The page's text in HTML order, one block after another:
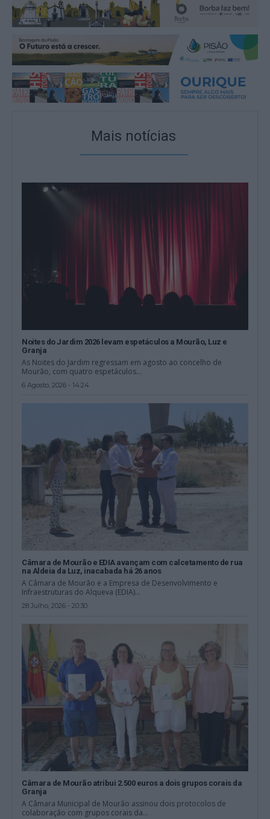
Mais notícias
Noites do Jardim 2026 levam espetáculos a Mourão, Luz e
Granja
As Noites do Jardim regressam em agosto ao concelho de
Mourão, com quatro espetáculos...
6 Agosto, 2026 - 14:24
Câmara de Mourão e EDIA avançam com calcetamento de rua
na Aldeia da Luz, inacabada há 26 anos
A Câmara de Mourão e a Empresa de Desenvolvimento e
Infraestruturas do Alqueva (EDIA)...
28 Julho, 2026 - 20:30
Câmara de Mourão atribui 2.500 euros a dois grupos corais da
Granja
A Câmara Municipal de Mourão assinou dois protocolos de
colaboração com grupos corais da...